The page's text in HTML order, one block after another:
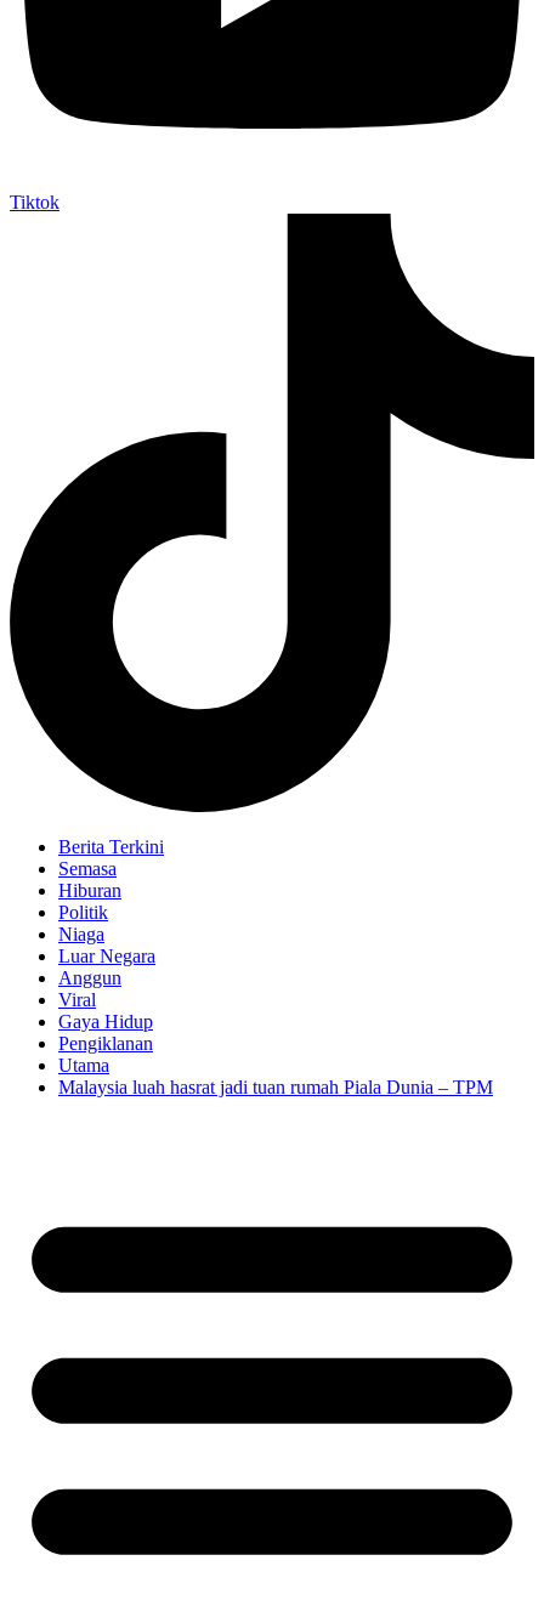
Tiktok
Berita Terkini
Semasa
Hiburan
Politik
Niaga
Luar Negara
Anggun
Viral
Gaya Hidup
Pengiklanan
Utama
Malaysia luah hasrat jadi tuan rumah Piala Dunia – TPM